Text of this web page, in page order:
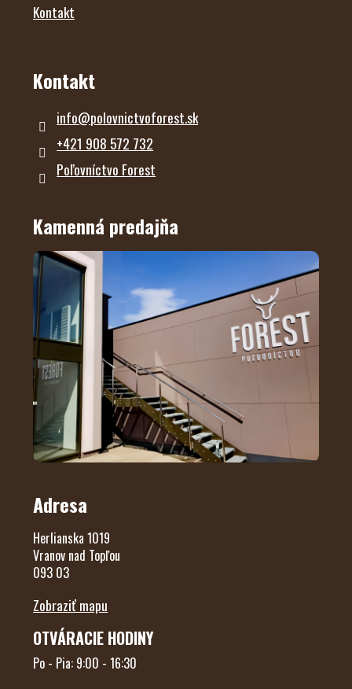
Kontakt
Kontakt
info@polovnictvoforest.sk
+421 908 572 732
Poľovníctvo Forest
Kamenná predajňa
Adresa
Herlianska 1019
Vranov nad Topľou
093 03
Zobraziť mapu
OTVÁRACIE HODINY
Po - Pia: 9:00 - 16:30